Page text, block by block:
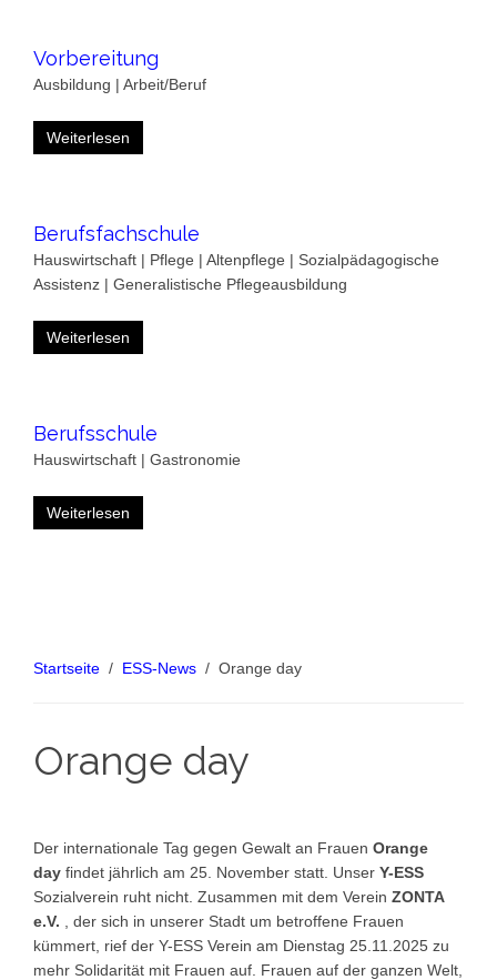
Vorbereitung
Ausbildung | Arbeit/Beruf
Weiterlesen
Berufsfachschule
Hauswirtschaft | Pflege | Altenpflege | Sozialpädagogische
Assistenz | Generalistische Pflegeausbildung
Weiterlesen
Berufsschule
Hauswirtschaft | Gastronomie
Weiterlesen
Startseite ESS-News Orange day
Orange day
Der internationale Tag gegen Gewalt an Frauen Orange
day findet jährlich am 25. November statt. Unser Y-ESS
Sozialverein ruht nicht. Zusammen mit dem Verein ZONTA
e.V. , der sich in unserer Stadt um betroffene Frauen
kümmert, rief der Y-ESS Verein am Dienstag 25.11.2025 zu
mehr Solidarität mit Frauen auf. Frauen auf der ganzen Welt,